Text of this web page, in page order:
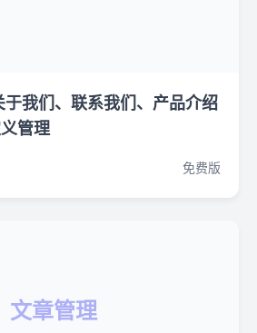
于我们、联系我们、产品介绍
管理
免费版
文章管理